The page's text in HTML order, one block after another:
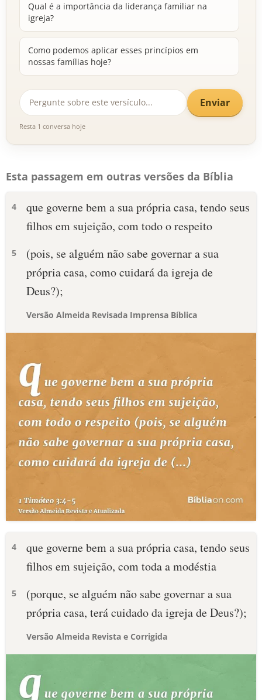
Qual é a importância da liderança familiar na
igreja?
Como podemos aplicar esses princípios em
nossas famílias hoje?
Enviar
Resta 1 conversa hoje
Esta passagem em outras versões da Bíblia
4
que governe bem a sua própria casa, tendo seus
filhos em sujeição, com todo o respeito
5
(pois, se alguém não sabe governar a sua
própria casa, como cuidará da igreja de
Deus?);
Versão Almeida Revisada Imprensa Bíblica
4
que governe bem a sua própria casa, tendo seus
filhos em sujeição, com toda a modéstia
5
(porque, se alguém não sabe governar a sua
própria casa, terá cuidado da igreja de Deus?);
Versão Almeida Revista e Corrigida